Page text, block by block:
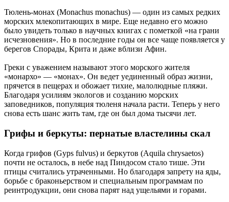
Тюлень-монах (Monachus monachus) — один из самых редких
морских млекопитающих в мире. Еще недавно его можно
было увидеть только в научных книгах с пометкой «на грани
исчезновения». Но в последние годы он все чаще появляется у
берегов Спорады, Крита и даже вблизи Афин.
Греки с уважением называют этого морского жителя
«монархо» — «монах». Он ведет уединенный образ жизни,
прячется в пещерах и обожает тихие, малолюдные пляжи.
Благодаря усилиям экологов и созданию морских
заповедников, популяция тюленя начала расти. Теперь у него
снова есть шанс жить там, где он был дома тысячи лет.
Грифы и беркуты: пернатые властелины скал
Когда грифов (Gyps fulvus) и беркутов (Aquila chrysaetos)
почти не осталось, в небе над Пиндосом стало тише. Эти
птицы считались утраченными. Но благодаря запрету на яды,
борьбе с браконьерством и специальным программам по
реинтродукции, они снова парят над ущельями и горами.